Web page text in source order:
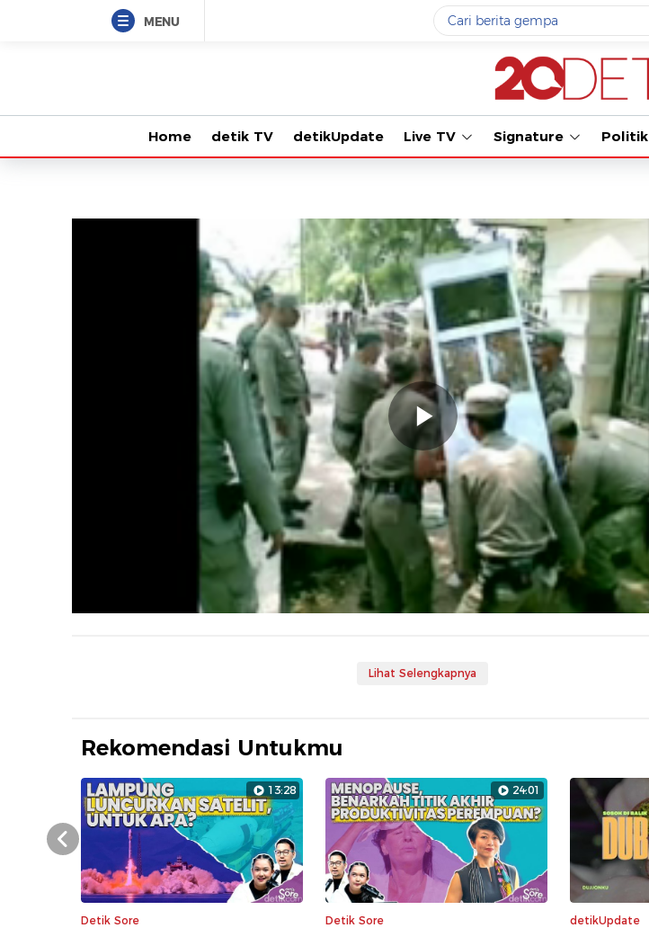
MENU
Yang sedang ramai dicari
gempa hari ini
#3prabowo
#5 demo
Promoted
Terakhir yang dicari
Loading...
Home detik TV detikUpdate Live TV Signature Politik
Memutarkan
Video
Lihat Selengkapnya
Rekomendasi Untukmu
13:28
Detik Sore
24:01
Detik Sore detikUpdate
Prev